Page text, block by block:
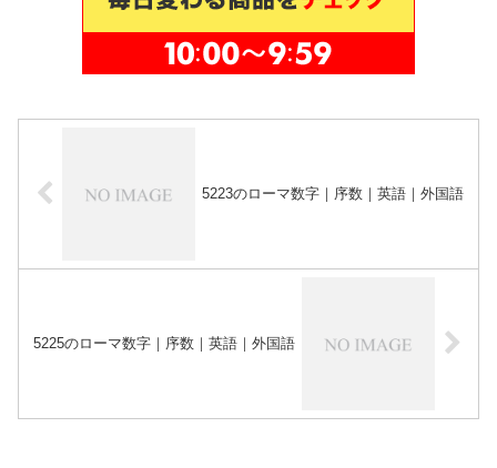
5223のローマ数字｜序数｜英語｜外国語
5225のローマ数字｜序数｜英語｜外国語